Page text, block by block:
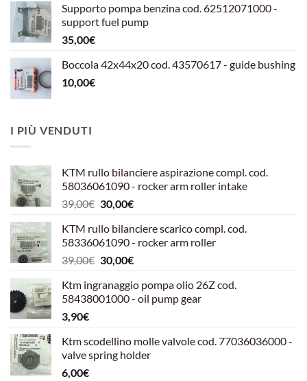
era:
599,00€.
è:
540,00€.
Supporto pompa benzina cod. 62512071000 -
support fuel pump
35,00€
Boccola 42x44x20 cod. 43570617 - guide bushing
10,00€
I PIÙ VENDUTI
KTM rullo bilanciere aspirazione compl. cod.
58036061090 - rocker arm roller intake
39,00€ Il
originale
era:
39,00€.
30,00€Il
attuale
è:
30,00€.
KTM rullo bilanciere scarico compl. cod.
58336061090 - rocker arm roller
39,00€ Il
originale
era:
30,00€Il
attuale
è:
Ktm ingranaggio pompa olio 26Z cod.
58438001000 - oil pump gear
3,90€
Ktm scodellino molle valvole cod. 77036036000 -
valve spring holder
6,00€